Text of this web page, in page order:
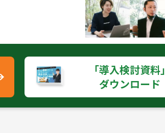
｢導入検討資料｣
ダウンロード